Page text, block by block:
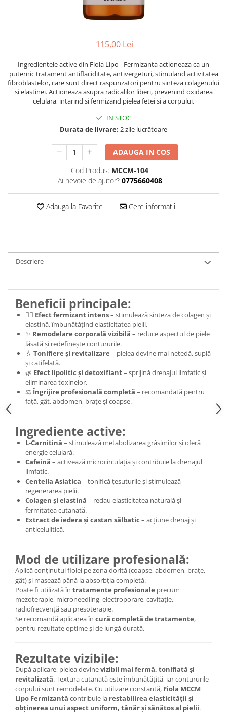
115,00 Lei
Ingredientele active din Fiola Lipo - Fermizanta actioneaza ca un
puternic tratament antiflaciditate, antivergeturi, stimuland activitatea
fibroblastelor, care sunt direct raspunzatori pentru sinteza colagenului
si elastinei. Actioneaza asupra radicalilor liberi, prevenind oxidarea
celulara, intarind si fermizand pielea fetei si a corpului.
IN STOC
Durata de livrare: 2 zile lucrătoare
ADAUGA IN COS
Cod Produs: MCCM-104
Ai nevoie de ajutor? 0775660408
Adauga la Favorite Cere informatii
Descriere
Beneficii principale:
💆‍♀️ Efect fermizant intens– stimulează sinteza de colagen și
elastină, îmbunătățind elasticitatea pielii.
✨ Remodelare corporală vizibilă – reduce aspectul de piele
lăsată și redefinește contururile.
💧 Tonifiere și revitalizare – pielea devine mai netedă, suplă
și catifelată.
🌿 Efect lipolitic și detoxifiant– sprijină drenajul limfatic și
eliminarea toxinelor.
⚖️Îngrijire profesională completă – recomandată pentru
față, gât, abdomen, brațe și coapse.
Ingrediente active:
L-Carnitină – stimulează metabolizarea grăsimilor și oferă
energie celulară.
Cafeină – activează microcirculația și contribuie la drenajul
limfatic.
Centella Asiatica – tonifică țesuturile și stimulează
regenerarea pielii.
Colagen și elastină – redau elasticitatea naturală și
fermitatea cutanată.
Extract de iedera și castan sălbatic – acțiune drenaj și
anticelulitică.
Mod de utilizare profesională:
Aplică conținutul fiolei pe zona dorită (coapse, abdomen, brațe,
gât) și masează până la absorbția completă.
Poate fi utilizată în tratamente profesionale precum
mezoterapie, microneedling, electroporare, cavitație,
radiofrecvență sau presoterapie.
Se recomandă aplicarea în cură completă de tratamente,
pentru rezultate optime și de lungă durată.
Rezultate vizibile:
După aplicare, pielea devinevizibil mai fermă, tonifiată și
revitalizată. Textura cutanată este îmbunătățită, iar contururile
corpului sunt remodelate. Cu utilizare constantă, Fiola MCCM
Lipo Fermizantă contribuie la restabilirea elasticității și
obținerea unui aspect uniform, tânăr și sănătos al pielii.